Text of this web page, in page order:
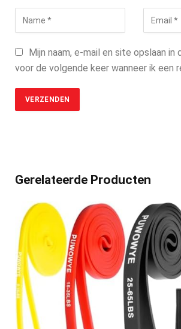
Mijn naam, e-mail en site opslaan in
voor de volgende keer wanneer ik een
Gerelateerde Producten